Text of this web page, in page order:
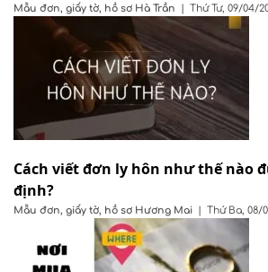
Mẫu đơn, giấy tờ, hồ sơ Hà Trần | Thứ Tư, 09/04/
Cách viết đơn ly hôn như thế nào
định?
Mẫu đơn, giấy tờ, hồ sơ Hương Mai | Thứ Ba, 08/